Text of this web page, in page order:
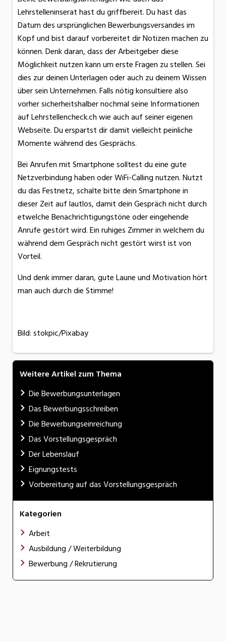
Lehrstelleninserat hast du griffbereit. Du hast das
Datum des ursprünglichen Bewerbungsversandes im
Kopf und bist darauf vorbereitet dir Notizen machen zu
können. Denk daran, dass der Arbeitgeber diese
Möglichkeit nutzen kann um erste Fragen zu stellen. Sei
dies zur deinen Unterlagen oder auch zu deinem Wissen
über sein Unternehmen. Falls nötig konsultiere also
vorher sicherheitshalber nochmal seine Informationen
auf Lehrstellencheck.ch wie auch auf seiner eigenen
Webseite. Du erspartst dir damit vielleicht peinliche
Momente während des Gesprächs.
Bei Anrufen mit Smartphone solltest du eine gute
Netzverbindung haben oder WiFi-Calling nutzen. Nutzt
du das Festnetz, schalte bitte dein Smartphone in
dieser Zeit auf lautlos, damit dein Gespräch nicht durch
etwelche Benachrichtigungstöne oder eingehende
Anrufe gestört wird. Ein ruhiges Zimmer in welchem du
während dem Gespräch nicht gestört wirst ist von
Vorteil.
Und denk immer daran, gute Laune und Motivation hört
man auch durch die Stimme!
Bild: stokpic/Pixabay
Weitere Artikel zum Thema
Die Bewerbungsunterlagen
Das Bewerbungsschreiben
Die Bewerbungseinreichung
Das Vorstellungsgespräch
Der Lebenslauf
Eignungstests
Vorbereitung auf das Vorstellungsgespräch
Kategorien
Arbeit
Ausbildung / Weiterbildung
Bewerbung / Rekrutierung